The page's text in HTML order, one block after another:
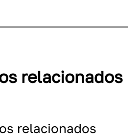
relacionados
relacionados